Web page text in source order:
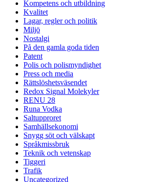
Kompetens och utbildning
Kvalitet
Lagar, regler och politik
Miljö
Nostalgi
På den gamla goda tiden
Patent
Polis och polismyndighet
Press och media
Rättslöshetsväsendet
Redox Signal Molekyler
RENU 28
Runa Vodka
Saltupproret
Samhällsekonomi
Snygg söt och välskapt
Språkmissbruk
Teknik och vetenskap
Tiggeri
Trafik
Uncategorized